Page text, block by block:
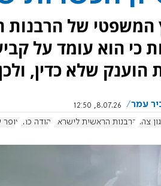
המשפטי של הרבנות
כי הוא עומד על
הוענק שלא כדין,
עמר
8.07.26, 12:50
צהר הרבנות הראשית לישראל יהודה כהן עופר